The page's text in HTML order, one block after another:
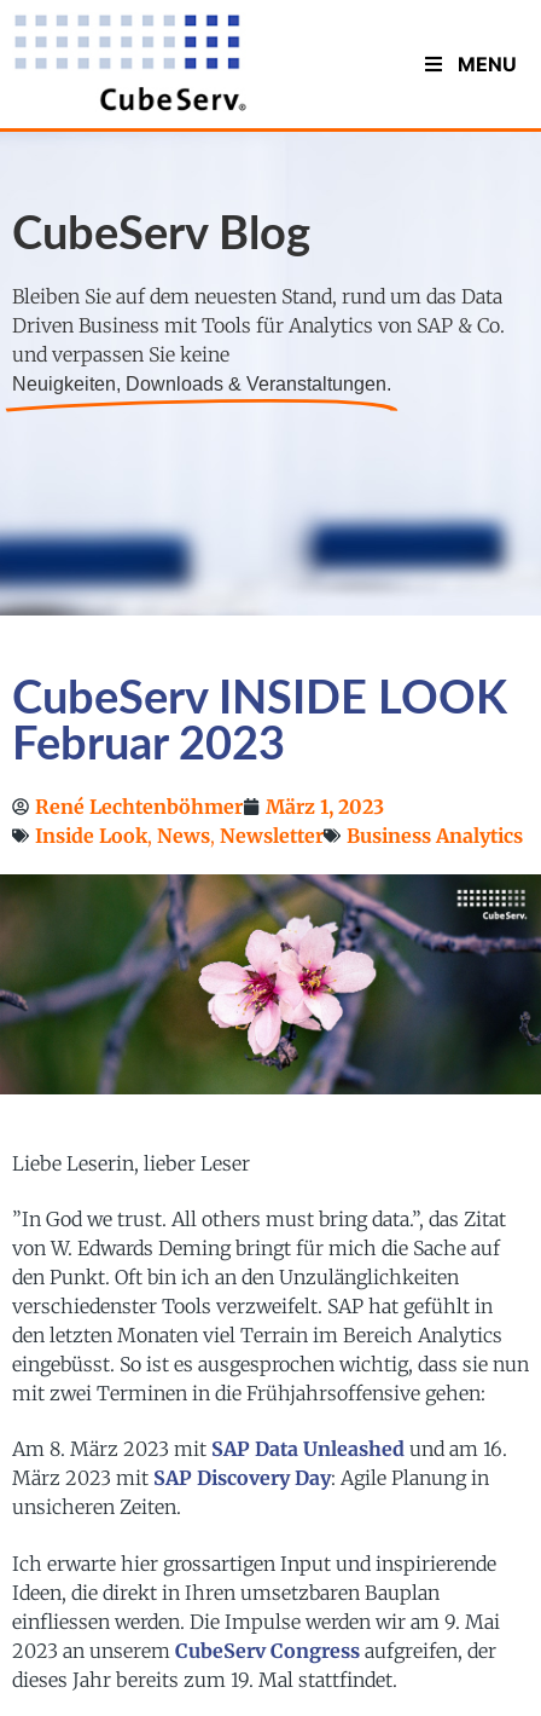
MENU
CubeServ Blog
Bleiben Sie auf dem neuesten Stand, rund um das Data
Driven Business mit Tools für Analytics von SAP & Co.
und verpassen Sie keine
Neuigkeiten, Downloads & Veranstaltungen.
CubeServ INSIDE LOOK
Februar 2023
René Lechtenböhmer
März 1, 2023
Inside Look, News, Newsletter Business Analytics
Liebe Leserin, lieber Leser
”In God we trust. All others must bring data.”, das Zitat
von W. Edwards Deming bringt für mich die Sache auf
den Punkt. Oft bin ich an den Unzulänglichkeiten
verschiedenster Tools verzweifelt. SAP hat gefühlt in
den letzten Monaten viel Terrain im Bereich Analytics
eingebüsst. So ist es ausgesprochen wichtig, dass sie nun
mit zwei Terminen in die Frühjahrsoffensive gehen:
Am 8. März 2023 mit SAP Data Unleashed und am 16.
März 2023 mit SAP Discovery Day: Agile Planung in
unsicheren Zeiten.
Ich erwarte hier grossartigen Input und inspirierende
Ideen, die direkt in Ihren umsetzbaren Bauplan
einfliessen werden. Die Impulse werden wir am 9. Mai
2023 an unserem CubeServ Congress aufgreifen, der
dieses Jahr bereits zum 19. Mal stattfindet.